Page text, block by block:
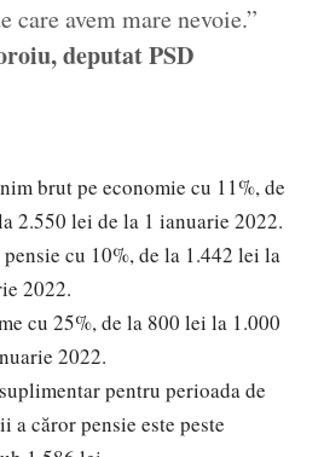
care avem mare nevoie.”
deputat PSD
brut pe economie cu 11%, de
2.550 lei de la 1 ianuarie 2022.
cu 10%, de la 1.442 lei la
2022.
cu 25%, de la 800 lei la 1.000
2022.
pentru perioada de
a căror pensie este peste